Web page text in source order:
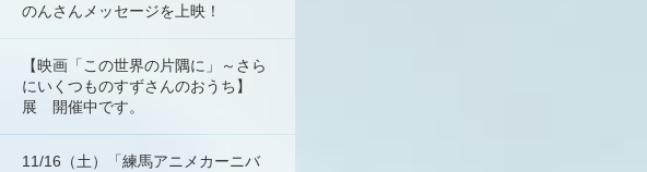
のんさんメッセージを上映！
【映画「この世界の片隅に」～さら
にいくつものすずさんのおうち】
展 開催中です。
11/16（土）「練馬アニメカーニバ